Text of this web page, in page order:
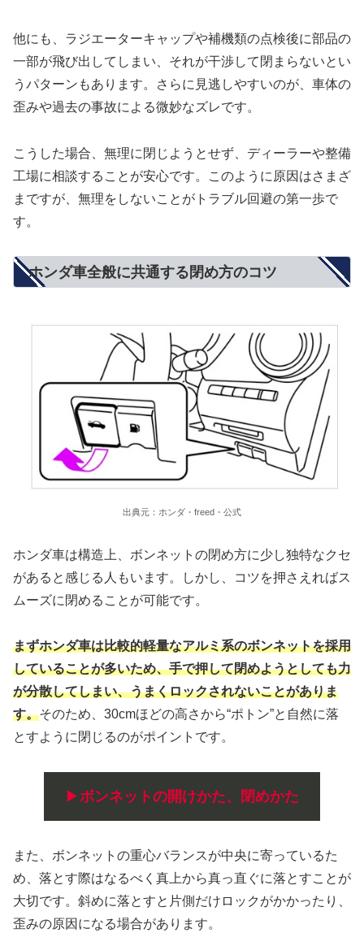
他にも、ラジエーターキャップや補機類の点検後に部品の
一部が飛び出してしまい、それが干渉して閉まらないとい
うパターンもあります。さらに見逃しやすいのが、車体の
歪みや過去の事故による微妙なズレです。
こうした場合、無理に閉じようとせず、ディーラーや整備
工場に相談することが安心です。このように原因はさまざ
まですが、無理をしないことがトラブル回避の第一歩で
す。
ホンダ車全般に共通する閉め方のコツ
出典元：ホンダ・freed・公式
ホンダ車は構造上、ボンネットの閉め方に少し独特なクセ
があると感じる人もいます。しかし、コツを押さえればス
ムーズに閉めることが可能です。
まずホンダ車は比較的軽量なアルミ系のボンネットを採用
していることが多いため、手で押して閉めようとしても力
が分散してしまい、うまくロックされないことがありま
す。そのため、30cmほどの高さから“ポトン”と自然に落
とすように閉じるのがポイントです。
▶ボンネットの開けかた、閉めかた
また、ボンネットの重心バランスが中央に寄っているた
め、落とす際はなるべく真上から真っ直ぐに落とすことが
大切です。斜めに落とすと片側だけロックがかかったり、
歪みの原因になる場合があります。